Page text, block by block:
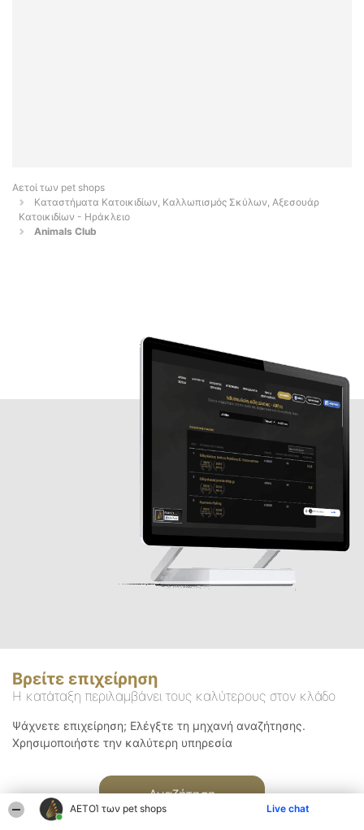
ΑΕΤΟΊ των pet shops Live chat
Αετοί των pet shops
Καταστήματα Κατοικιδίων, Καλλωπισμός Σκύλων, Αξεσουάρ
Κατοικιδίων - Ηράκλειο
Animals Club
Βρείτε επιχείρηση
Η κατάταξη περιλαμβάνει τους καλύτερους στον κλάδο
Ψάχνετε επιχείρηση; Ελέγξτε τη μηχανή αναζήτησης.
Χρησιμοποιήστε την καλύτερη υπηρεσία
Αναζήτηση